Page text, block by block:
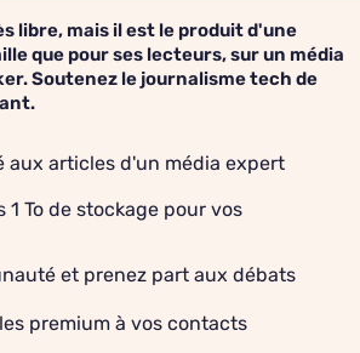
libre, mais il est le produit d'une
que pour ses lecteurs, sur un média
Soutenez le journalisme tech de
aux articles d'un média expert
1 To de stockage pour vos
et prenez part aux débats
premium à vos contacts